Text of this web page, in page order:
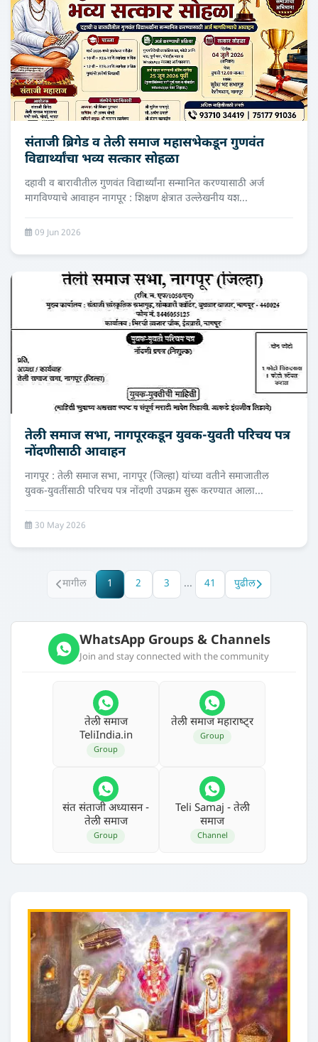
संताजी ब्रिगेड व तेली समाज महासभेकडून गुणवंत
विद्यार्थ्यांचा भव्य सत्कार सोहळा
दहावी व बारावीतील गुणवंत विद्यार्थ्यांना सन्मानित करण्यासाठी अर्ज
मागविण्याचे आवाहन नागपूर : शिक्षण क्षेत्रात उल्लेखनीय यश...
09 Jun 2026
तेली समाज सभा, नागपूरकडून युवक-युवती परिचय पत्र
नोंदणीसाठी आवाहन
नागपूर : तेली समाज सभा, नागपूर (जिल्हा) यांच्या वतीने समाजातील
युवक-युवतींसाठी परिचय पत्र नोंदणी उपक्रम सुरू करण्यात आला...
30 May 2026
मागील 1 2 3 ... 41 पुढील
WhatsApp Groups & Channels
Join and stay connected with the community
तेली समाज
TeliIndia.in
Group
तेली समाज महाराष्‍ट्र
Group
संत संताजी अध्‍यासन -
तेली समाज
Group
Teli Samaj - तेली
समाज
Channel